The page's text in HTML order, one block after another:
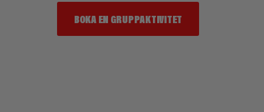
BOKA EN GRUPPAKTIVITET